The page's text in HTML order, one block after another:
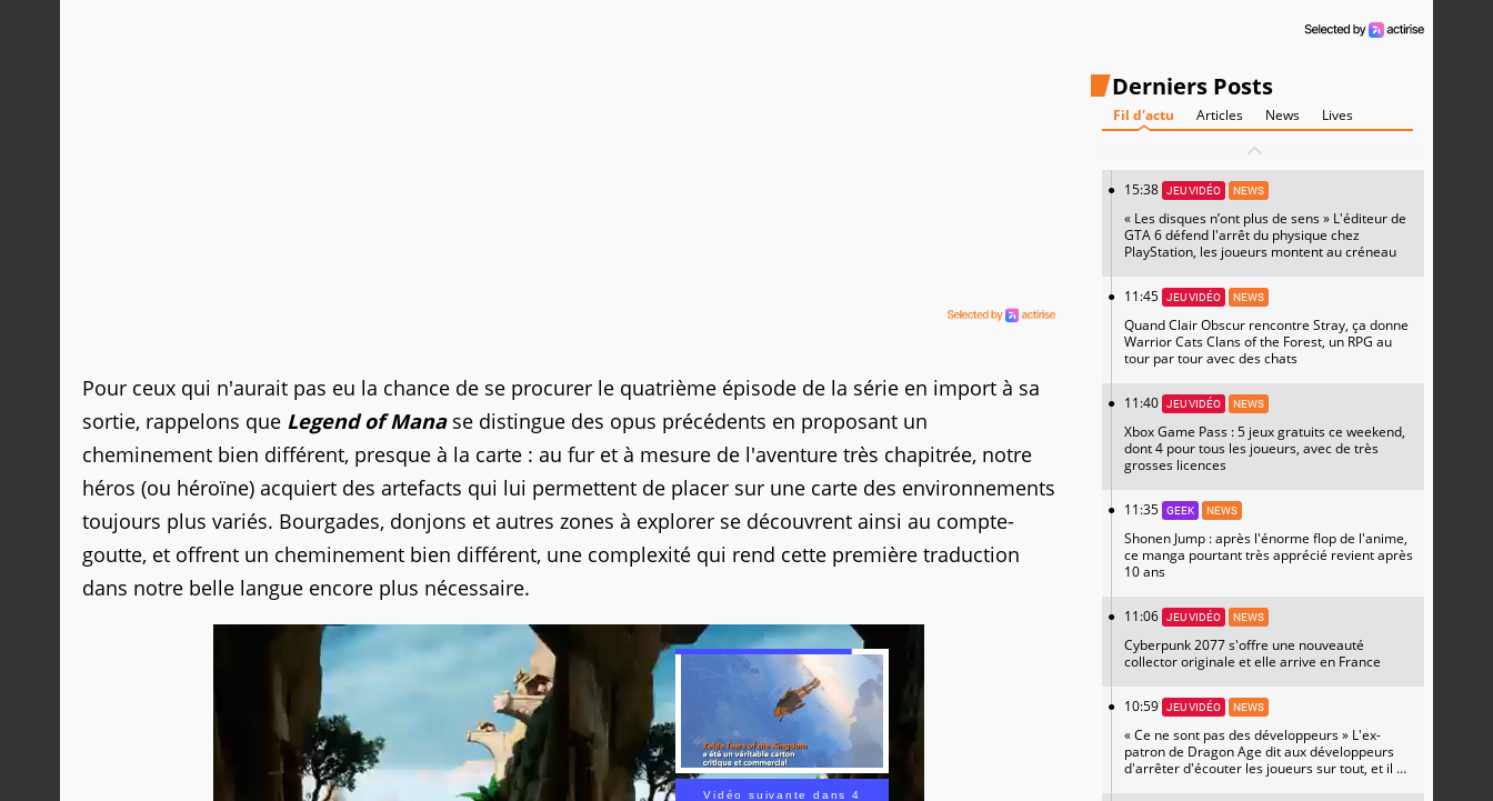
Pour ceux qui n'aurait pas eu la chance de se procurer le quatrième épisode de la série en import à sa
sortie, rappelons que Legend of Manase distingue des opus précédents en proposant un
cheminement bien différent, presque à la carte : au fur et à mesure de l'aventure très chapitrée, notre
héros (ou héroïne) acquiert des artefacts qui lui permettent de placer sur une carte des environnements
toujours plus variés. Bourgades, donjons et autres zones à explorer se découvrent ainsi au compte-
goutte, et offrent un cheminement bien différent, une complexité qui rend cette première traduction
dans notre belle langue encore plus nécessaire.
Vidéo suivante dans 3
Derniers Posts
Fil d'actu Articles News Lives
15:38 JEU VIDÉO NEWS
« Les disques n’ont plus de sens » L'éditeur de
GTA 6 défend l'arrêt du physique chez
PlayStation, les joueurs montent au créneau
11:45 JEU VIDÉO NEWS
Quand Clair Obscur rencontre Stray, ça donne
Warrior Cats Clans of the Forest, un RPG au
tour par tour avec des chats
11:40 JEU VIDÉO NEWS
Xbox Game Pass : 5 jeux gratuits ce weekend,
dont 4 pour tous les joueurs, avec de très
grosses licences
11:35 GEEK NEWS
Shonen Jump : après l'énorme flop de l'anime,
ce manga pourtant très apprécié revient après
10 ans
11:06 JEU VIDÉO NEWS
Cyberpunk 2077 s'offre une nouveauté
collector originale et elle arrive en France
10:59 JEU VIDÉO NEWS
« Ce ne sont pas des développeurs » L'ex-
patron de Dragon Age dit aux développeurs
d'arrêter d'écouter les joueurs sur tout, et il a